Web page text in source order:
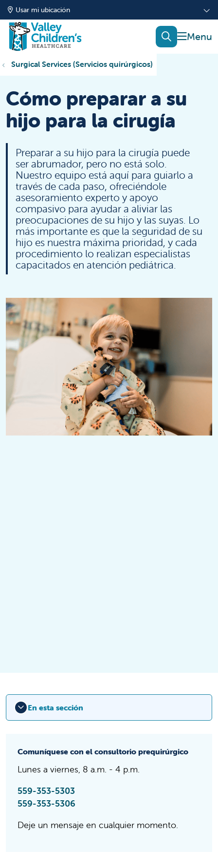
Usar mi ubicación
mostrar
buscar
Surgical Services (Servicios quirúrgicos)
Cómo preparar a su
hijo para la cirugía
Preparar a su hijo para la cirugía puede
ser abrumador, pero no está solo.
Nuestro equipo está aquí para guiarlo a
través de cada paso, ofreciéndole
asesoramiento experto y apoyo
compasivo para ayudar a aliviar las
preocupaciones de su hijo y las suyas. Lo
más importante es que la seguridad de su
hijo es nuestra máxima prioridad, y cada
procedimiento lo realizan especialistas
capacitados en atención pediátrica.
En esta sección
Comuníquese con el consultorio prequirúrgico
Lunes a viernes, 8 a.m. - 4 p.m.
559-353-5303
559-353-5306
Deje un mensaje en cualquier momento.